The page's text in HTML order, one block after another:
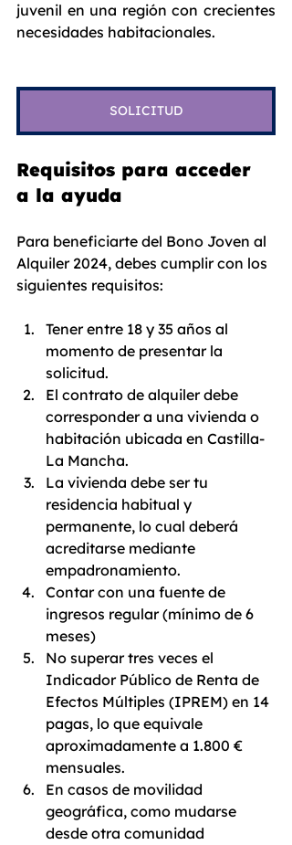
juvenil en una región con crecientes
necesidades habitacionales.
SOLICITUD
Requisitos para acceder
a la ayuda
Para beneficiarte del Bono Joven al
Alquiler 2024, debes cumplir con los
siguientes requisitos:
Tener entre 18 y 35 años al
momento de presentar la
solicitud.
El contrato de alquiler debe
corresponder a una vivienda o
habitación ubicada en Castilla-
La Mancha.
La vivienda debe ser tu
residencia habitual y
permanente, lo cual deberá
acreditarse mediante
empadronamiento.
Contar con una fuente de
ingresos regular (mínimo de 6
meses)
No superar tres veces el
Indicador Público de Renta de
Efectos Múltiples (IPREM) en 14
pagas, lo que equivale
aproximadamente a 1.800 €
mensuales.
En casos de movilidad
geográfica, como mudarse
desde otra comunidad